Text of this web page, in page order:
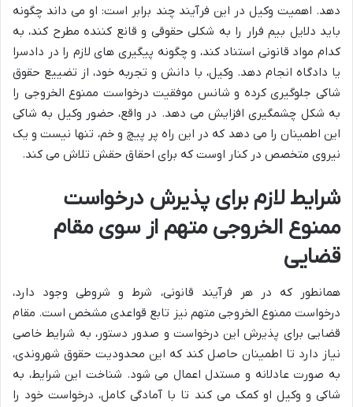
دهد. اهمیت وکیل در این فرآیند چند برابر است: او می داند چگونه
باید دلایل بیم فرار را به شکلی حقوقی و قانع کننده مطرح کند، به
کدام مواد قانونی استناد کند، و چگونه پیگیری های لازم را در دادسرا
یا دادگاه انجام دهد. وکیل، با دانش و تجربه خود، از تضییع حقوق
شاکی جلوگیری کرده و شانس موفقیت درخواست ممنوع الخروجی را
به شکل چشمگیری افزایش می دهد. در واقع، حضور وکیل به شاکی
این اطمینان را می دهد که در این راه پر پیچ و خم، تنها نیست و یک
نیروی متخصص در کنار اوست که برای احقاق حقش تلاش می کند.
شرایط لازم برای پذیرش درخواست
ممنوع الخروجی متهم از سوی مقام
قضایی
همانطور که در هر فرآیند قانونی، شرط و شروطی وجود دارد،
درخواست ممنوع الخروجی متهم نیز تابع قواعدی مشخص است. مقام
قضایی برای پذیرش این درخواست و صدور دستور، به شرایط خاصی
نیاز دارد تا اطمینان حاصل کند که این محدودیت حقوق شهروندی،
به صورت عادلانه و مستدل اعمال می شود. شناخت این شرایط، به
شاکی و وکیل او کمک می کند تا با آمادگی کامل، درخواست خود را